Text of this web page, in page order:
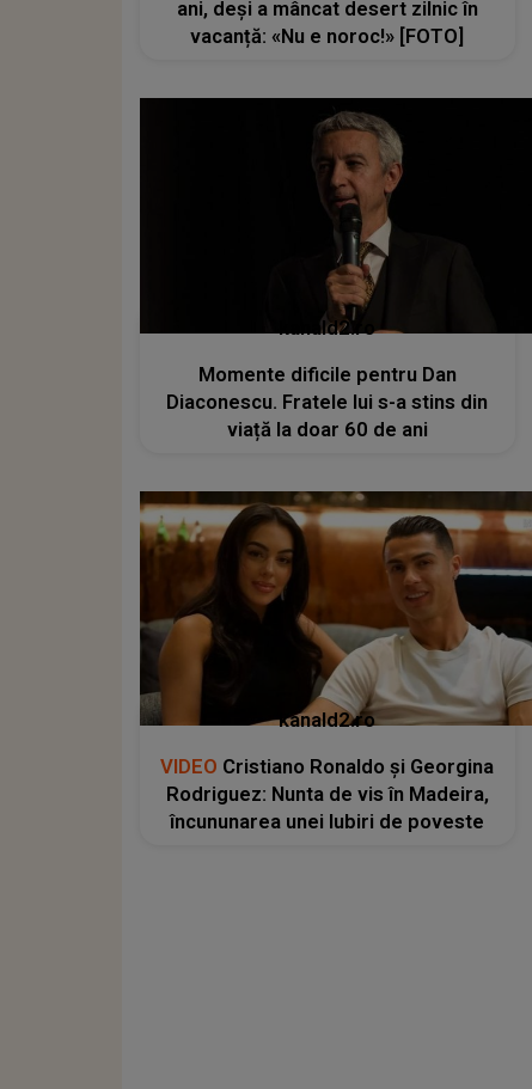
ani, deși a mâncat desert zilnic în
vacanță: «Nu e noroc!» [FOTO]
kanald2.ro
Momente dificile pentru Dan
Diaconescu. Fratele lui s-a stins din
viață la doar 60 de ani
kanald2.ro
VIDEO Cristiano Ronaldo și Georgina
Rodriguez: Nunta de vis în Madeira,
încununarea unei Iubiri de poveste